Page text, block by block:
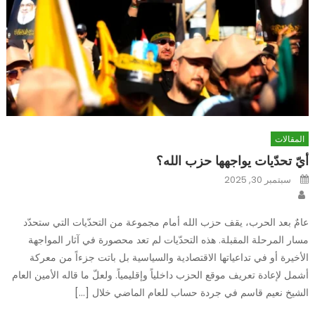
المقالات
أيّ تحدّيات يواجهها حزب الله؟
Posted
onسبتمبر 30, 2025
عامٌ بعد الحرب، يقف حزب الله أمام مجموعة من التحدّيات التي ستحدّد
مسار المرحلة المقبلة. هذه التحدّيات لم تعد محصورة في آثار المواجهة
الأخيرة أو في تداعياتها الاقتصادية والسياسية بل باتت جزءاً من معركة
أشمل لإعادة تعريف موقع الحزب داخلياً وإقليمياً. ولعلّ ما قاله الأمين العام
الشيخ نعيم قاسم في جردة حساب للعام الماضي خلال […]